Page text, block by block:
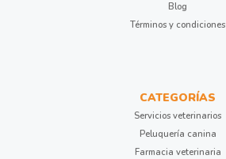
Blog
Términos y condiciones
CATEGORÍAS
Servicios veterinarios
Peluquería canina
Farmacia veterinaria